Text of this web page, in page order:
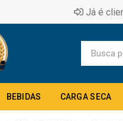
Já é
BEBIDAS CARGA SECA